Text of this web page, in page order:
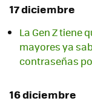
17 diciembre
La Gen Z tiene
mayores ya
contraseñas
16 diciembre